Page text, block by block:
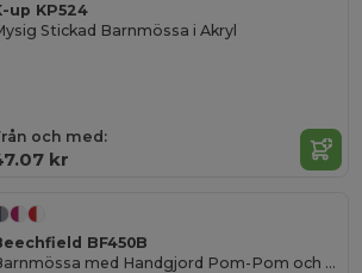
up KP524
Stickad Barnmössa i Akryl
och med:
kr
BF450B
Barnmössa med Handgjord Pom-Pom och Broderimöjlighet